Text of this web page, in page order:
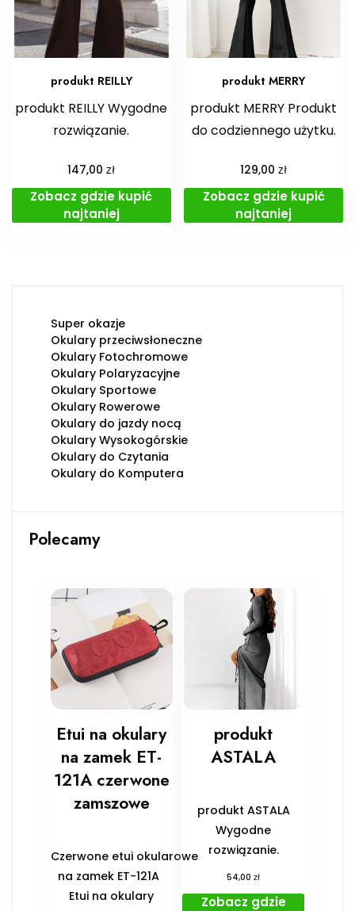
produkt REILLY
produkt REILLY Wygodne
rozwiązanie.
147,00zł
Zobacz gdzie kupić
najtaniej
produkt MERRY
produkt MERRY Produkt
do codziennego użytku.
129,00zł
Zobacz gdzie kupić
najtaniej
Super okazje
Okulary przeciwsłoneczne
Okulary Fotochromowe
Okulary Polaryzacyjne
Okulary Sportowe
Okulary Rowerowe
Okulary do jazdy nocą
Okulary Wysokogórskie
Okulary do Czytania
Okulary do Komputera
Polecamy
Etui na okulary
na zamek ET-
121A czerwone
zamszowe
Czerwone etui okularowe
na zamek ET-121A
Etui na okulary
produkt
ASTALA
produkt ASTALA
Wygodne
rozwiązanie.
54,00zł
Zobacz gdzie